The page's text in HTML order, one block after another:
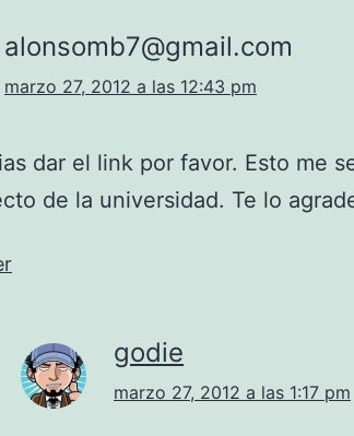
alonsomb7@gmail.com
marzo 27, 2012 a las 12:43 pm
dar el link por favor. Esto me
de la universidad. Te lo
godie
marzo 27, 2012 a las 1:17 pm